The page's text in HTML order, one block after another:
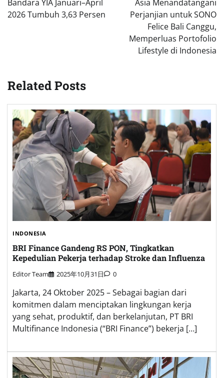
Bandara YIA Januari–April
2026 Tumbuh 3,63 Persen
Asia Menandatangani
Perjanjian untuk SONO
Felice Bali Canggu,
Memperluas Portofolio
Lifestyle di Indonesia
Related Posts
INDONESIA
BRI Finance Gandeng RS PON, Tingkatkan
Kepedulian Pekerja terhadap Stroke dan Influenza
Editor Team 2025年10月31日 0
Jakarta, 24 Oktober 2025 – Sebagai bagian dari
komitmen dalam menciptakan lingkungan kerja
yang sehat, produktif, dan berkelanjutan, PT BRI
Multifinance Indonesia (“BRI Finance”) bekerja […]